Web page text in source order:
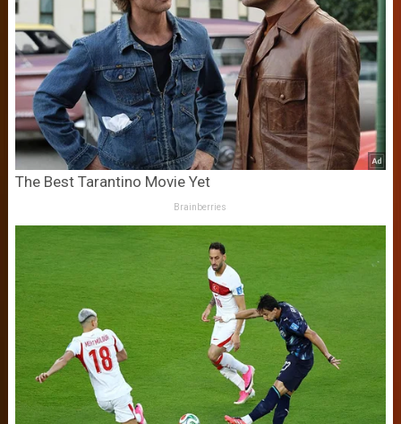
The Best Tarantino Movie Yet
Brainberries